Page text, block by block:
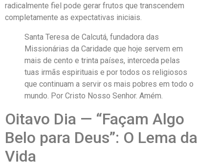
radicalmente fiel pode gerar frutos que transcendem
completamente as expectativas iniciais.
Santa Teresa de Calcutá, fundadora das
Missionárias da Caridade que hoje servem em
mais de cento e trinta países, interceda pelas
tuas irmãs espirituais e por todos os religiosos
que continuam a servir os mais pobres em todo o
mundo. Por Cristo Nosso Senhor. Amém.
Oitavo Dia — “Façam Algo
Belo para Deus”: O Lema da
Vida